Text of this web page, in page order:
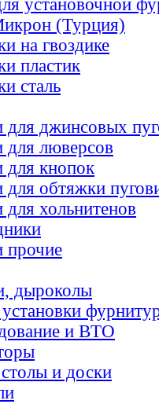
установочной
(Турция)
на гвоздике
пластик
сталь
для джинсовых
для люверсов
для кнопок
для обтяжки
для хольнитенов
прочие
дыроколы
и ВТО
и доски